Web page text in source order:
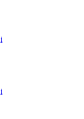
i
i